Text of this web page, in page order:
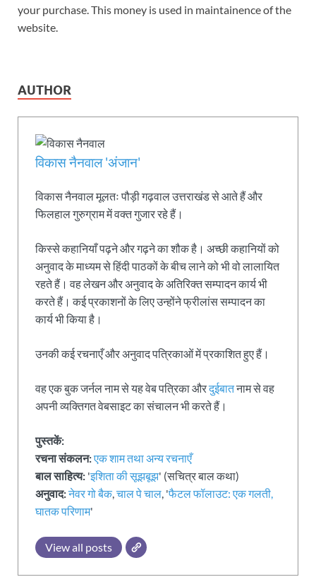
your purchase. This money is used in maintainence of the
website.
AUTHOR
विकास नैनवाल 'अंजान'
विकास नैनवाल मूलतः पौड़ी गढ़वाल उत्तराखंड से आते हैं और
फिलहाल गुरुग्राम में वक्त गुजार रहे हैं।
किस्से कहानियाँ पढ़ने और गढ़ने का शौक है। अच्छी कहानियों को
अनुवाद के माध्यम से हिंदी पाठकों के बीच लाने को भी वो लालायित
रहते हैं। वह लेखन और अनुवाद के अतिरिक्त सम्पादन कार्य भी
करते हैं। कई प्रकाशनों के लिए उन्होंने फ्रीलांस सम्पादन का
कार्य भी किया है।
उनकी कई रचनाएँ और अनुवाद पत्रिकाओं में प्रकाशित हुए हैं।
वह एक बुक जर्नल नाम से यह वेब पत्रिका औरदुईबातनाम से वह
अपनी व्यक्तिगत वेबसाइट का संचालन भी करते हैं।
पुस्तकें:
रचना संकलन:एक शाम तथा अन्य रचनाएँ
बाल साहित्य: 'इशिता की सूझबूझ' (सचित्र बाल कथा)
अनुवाद:नेवर गो बैक,चाल पे चाल, 'फैटल फॉलाउट: एक गलती,
घातक परिणाम'
View all posts